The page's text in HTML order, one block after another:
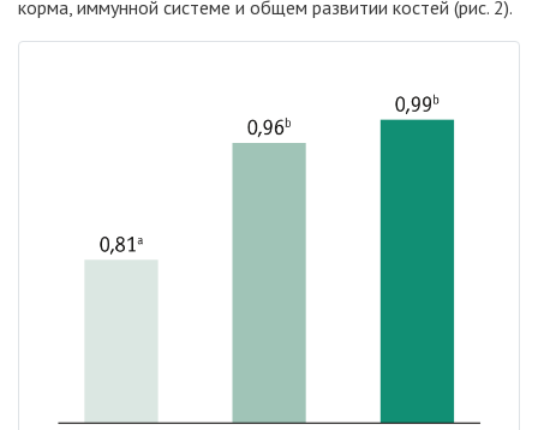
корма, иммунной системе и общем развитии костей (рис. 2).